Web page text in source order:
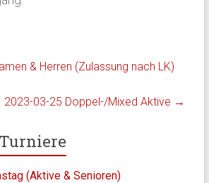
& Herren (Zulassung nach LK)
2023-03-25 Doppel-/Mixed Aktive →
(Aktive & Senioren)